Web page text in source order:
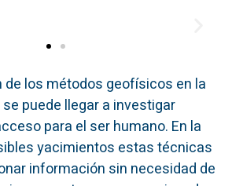
de los métodos geofísicos en la
puede llegar a investigar
para el ser humano. En la
yacimientos estas técnicas
información sin necesidad de